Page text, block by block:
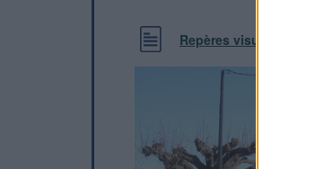
Repères visuels